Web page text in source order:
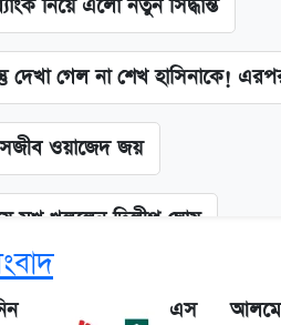
নিয়ে এলো নতুন সিদ্ধান্ত
দেখা গেল না শেখ হাসিনাকে!
সজীব ওয়াজেদ জয়
মুখ খুললেন দিলীপ ঘোষ
নতুন পরিকল্পনা
এস